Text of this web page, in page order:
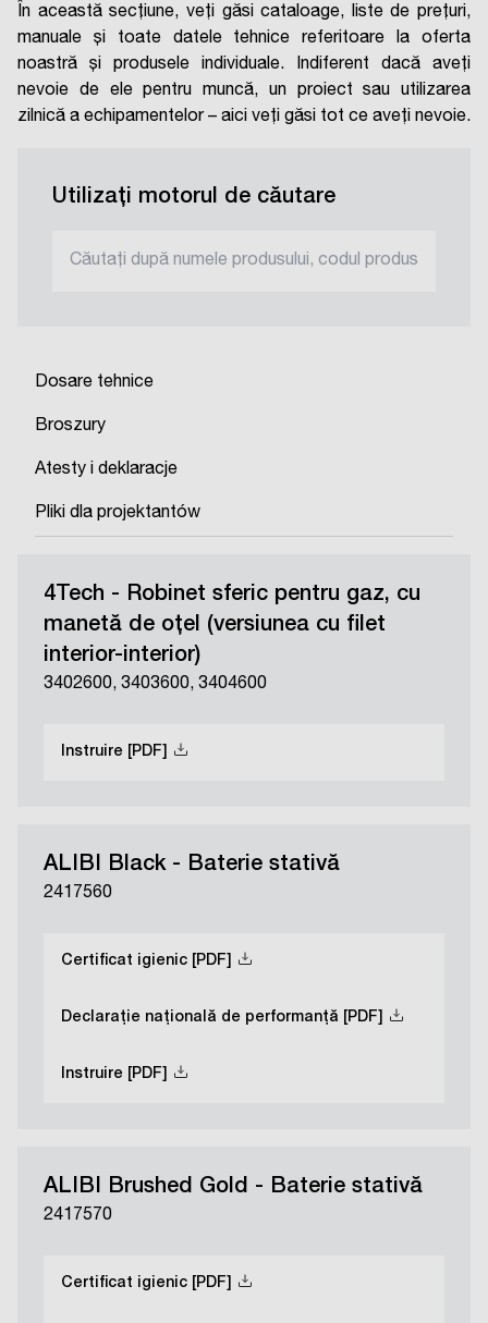
În această secțiune, veți găsi cataloage, liste de prețuri,
manuale și toate datele tehnice referitoare la oferta
noastră și produsele individuale. Indiferent dacă aveți
nevoie de ele pentru muncă, un proiect sau utilizarea
zilnică a echipamentelor – aici veți găsi tot ce aveți nevoie.
Utilizați motorul de căutare
Dosare tehnice
Broszury
Atesty i deklaracje
Pliki dla projektantów
4Tech - Robinet sferic pentru gaz, cu
manetă de oţel (versiunea cu ﬁlet
interior-interior)
3402600, 3403600, 3404600
Instruire [PDF]
ALIBI Black - Baterie stativă
2417560
Certificat igienic [PDF]
Declarație națională de performanță [PDF]
Instruire [PDF]
ALIBI Brushed Gold - Baterie stativă
2417570
Certificat igienic [PDF]